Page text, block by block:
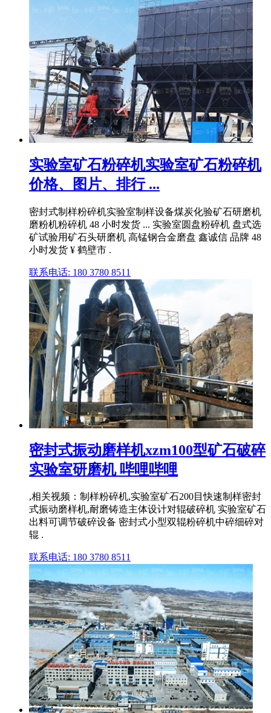
实验室矿石粉碎机实验室矿石粉碎机
价格、图片、排行 ...
密封式制样粉碎机实验室制样设备煤炭化验矿石研磨机
磨粉机粉碎机 48 小时发货 ... 实验室圆盘粉碎机 盘式选
矿试验用矿石头研磨机 高锰钢合金磨盘 鑫诚信 品牌 48
小时发货 ¥ 鹤壁市 .
联系电话: 180 3780 8511
密封式振动磨样机xzm100型矿石破碎
实验室研磨机 哔哩哔哩
,相关视频：制样粉碎机,实验室矿石200目快速制样密封
式振动磨样机,耐磨铸造主体设计对辊破碎机 实验室矿石
出料可调节破碎设备 密封式小型双辊粉碎机中碎细碎对
辊 .
联系电话: 180 3780 8511